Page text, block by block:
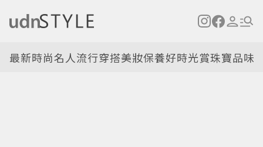
最新時尚名人流行穿搭美妝保養好時光賞珠寶品味